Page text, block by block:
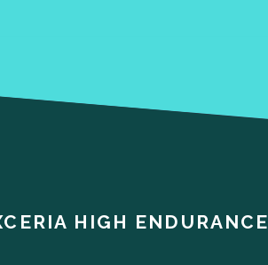
HIGH ENDURANCE